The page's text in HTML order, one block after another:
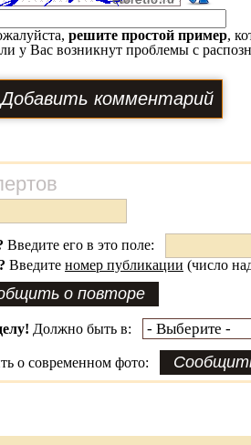
решите простой пример,
у Вас возникнут проблемы с
Введите его в это поле:
Введите номер публикации (число
Должно быть в:
о современном фото: